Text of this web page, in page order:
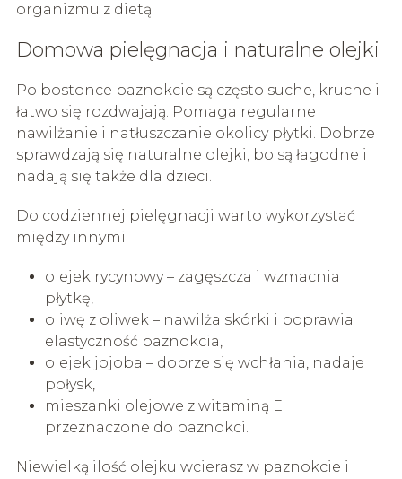
organizmu z dietą.
Domowa pielęgnacja i naturalne olejki
Po bostonce paznokcie są często suche, kruche i
łatwo się rozdwajają. Pomaga regularne
nawilżanie i natłuszczanie okolicy płytki. Dobrze
sprawdzają się naturalne olejki, bo są łagodne i
nadają się także dla dzieci.
Do codziennej pielęgnacji warto wykorzystać
między innymi:
olejek rycynowy – zagęszcza i wzmacnia
płytkę,
oliwę z oliwek – nawilża skórki i poprawia
elastyczność paznokcia,
olejek jojoba – dobrze się wchłania, nadaje
połysk,
mieszanki olejowe z witaminą E
przeznaczone do paznokci.
Niewielką ilość olejku wcierasz w paznokcie i